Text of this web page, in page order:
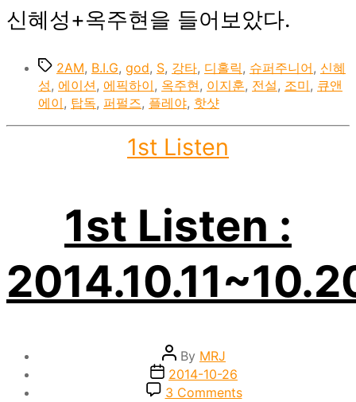
신혜성+옥주현을 들어보았다.
Tags2AM, B.I.G, god, S, 강타, 디홀릭, 슈퍼주니어, 신혜
성, 에이션, 에픽하이, 옥주현, 이지훈, 전설, 조미, 큐앤
에이, 탑독, 퍼펄즈, 플레야, 핫샷
Categories
1st Listen
1st Listen :
Post
author
By MRJ
Post
date
2014-10-26
3 Commentson